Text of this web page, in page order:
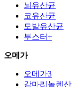
뇌유산균
코유산균
모발유산균
부스터+
오메가
오메가3
감마리놀렌산